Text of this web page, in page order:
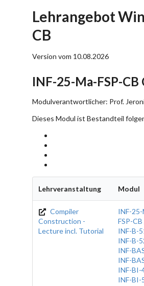
Lehrangebot
CB
Version vom 10.08.2026
INF-25-Ma-FSP-CB
Modulverantwortlicher: Prof.
Dieses Modul ist Bestandteil
Lehrveranstaltung Modul
Compiler
Construction -
Lecture incl. Tutorial
INF-
FSP-CB
INF-B-
INF-B-
INF-
INF-
INF-BI-
INF-BI-